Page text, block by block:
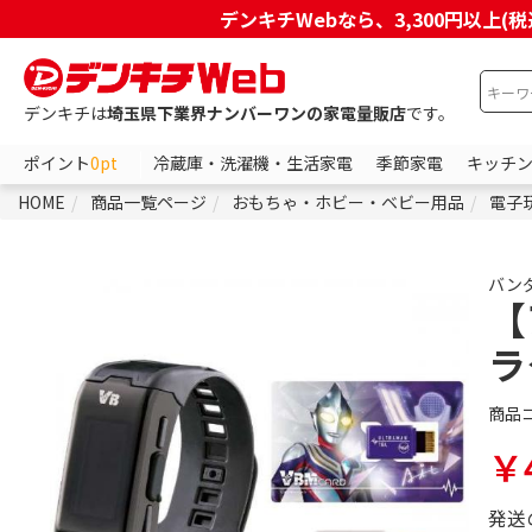
デンキチWebなら、3,300円以上(
デンキチは埼玉県下業界ナンバーワンの家電量販店です。
ポイント0pt 冷蔵庫・洗濯機・生活家電 季節家電
キッチ
HOME
商品一覧ページ おもちゃ・ホビー・ベビー用品 電子
バン
商品
発送